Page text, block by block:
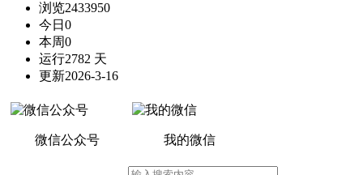
浏览2433950
今日 0
本周0
运行2782 天
更新2026-3-16
微信公众号 我的微信